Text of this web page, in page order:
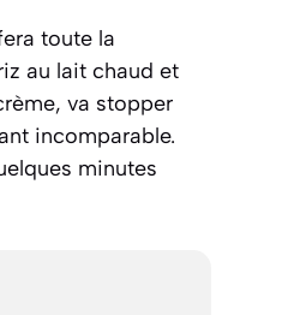
toute la
au lait chaud et
, va stopper
incomparable.
minutes